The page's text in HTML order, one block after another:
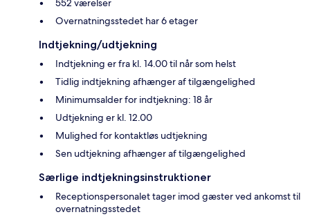
552 værelser
Overnatningsstedet har 6 etager
Indtjekning/udtjekning
Indtjekning er fra kl. 14.00 til når som helst
Tidlig indtjekning afhænger af tilgængelighed
Minimumsalder for indtjekning: 18 år
Udtjekning er kl. 12.00
Mulighed for kontaktløs udtjekning
Sen udtjekning afhænger af tilgængelighed
Særlige indtjekningsinstruktioner
Receptionspersonalet tager imod gæster ved ankomst til
overnatningsstedet